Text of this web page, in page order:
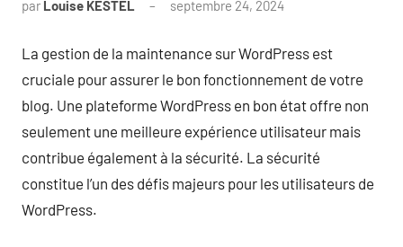
par Louise KESTEL septembre 24, 2024
La gestion de la maintenance sur WordPress est
cruciale pour assurer le bon fonctionnement de votre
blog. Une plateforme WordPress en bon état offre non
seulement une meilleure expérience utilisateur mais
contribue également à la sécurité. La sécurité
constitue l’un des défis majeurs pour les utilisateurs de
WordPress.